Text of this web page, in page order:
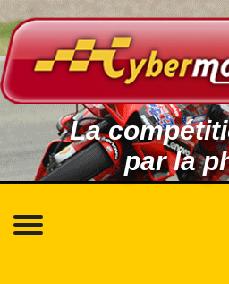
La
par la